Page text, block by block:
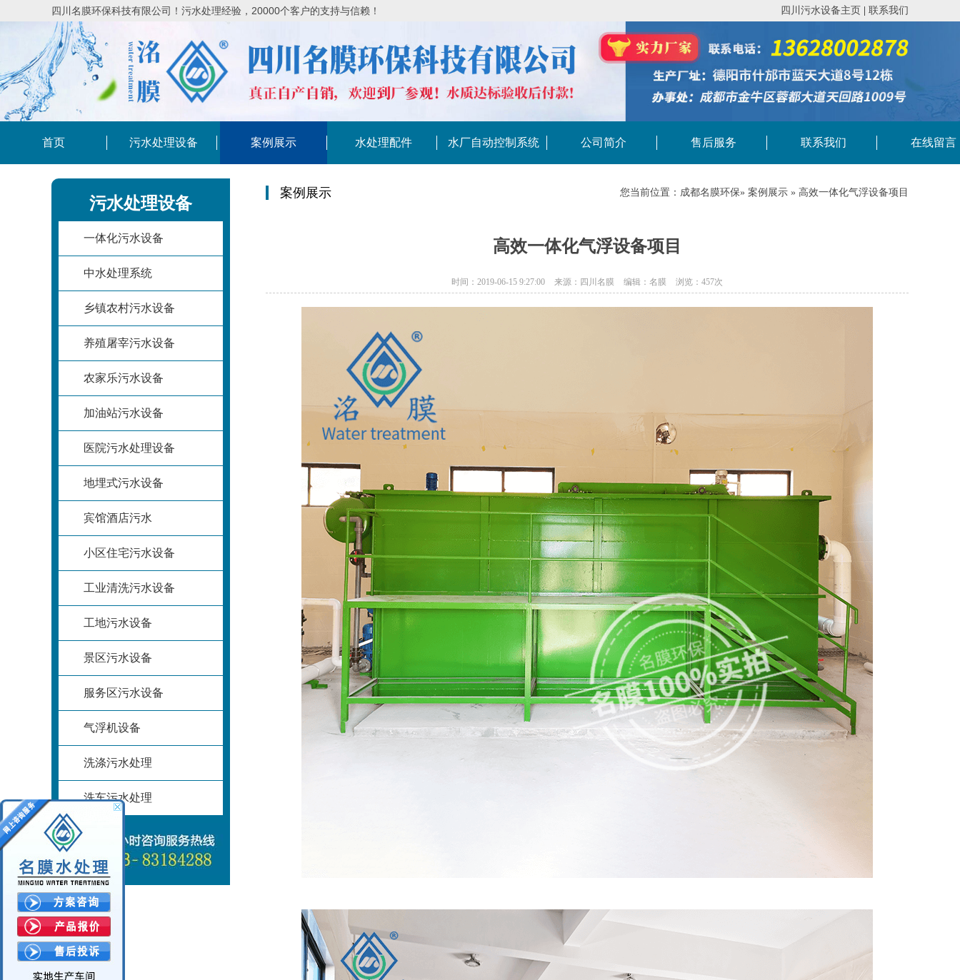
四川名膜环保科技有限公司！污水处理经验，20000个客户的支持与信赖！ 四川污水设备主页 联系我们
首页 污水处理设备 案例展示 水处理配件 水厂自动控制系统 公司简介 售后服务 联系我们 在线留言
污水处理设备
一体化污水设备
中水处理系统
乡镇农村污水设备
养殖屠宰污水设备
农家乐污水设备
加油站污水设备
医院污水处理设备
地埋式污水设备
宾馆酒店污水
小区住宅污水设备
工业清洗污水设备
工地污水设备
景区污水设备
服务区污水设备
气浮机设备
洗涤污水处理
洗车污水处理
案例展示 您当前位置： 成都名膜环保» 案例展示 » 高效一体化气浮设备项目
高效一体化气浮设备项目
时间：2019-06-15 9:27:00 来源：四川名膜 编辑：名膜 浏览：457次